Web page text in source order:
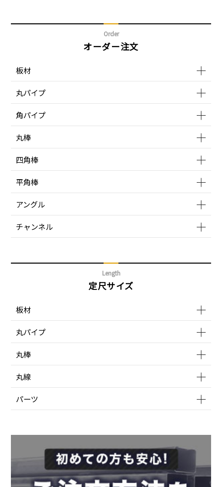
Order
オーダー注文
板材
丸パイプ
角パイプ
丸棒
四角棒
平角棒
アングル
チャンネル
Length
定尺サイズ
板材
丸パイプ
丸棒
丸線
パーツ